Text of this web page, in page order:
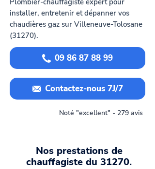
Plombier-chauffagiste expert pour
installer, entretenir et dépanner vos
chaudières gaz sur Villeneuve-Tolosane
(31270).
09 86 87 88 99
Contactez-nous 7J/7
Noté "excellent" - 279 avis
Nos prestations de
chauffagiste du 31270.